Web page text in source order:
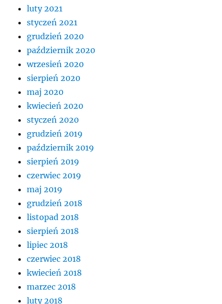
luty 2021
styczeń 2021
grudzień 2020
październik 2020
wrzesień 2020
sierpień 2020
maj 2020
kwiecień 2020
styczeń 2020
grudzień 2019
październik 2019
sierpień 2019
czerwiec 2019
maj 2019
grudzień 2018
listopad 2018
sierpień 2018
lipiec 2018
czerwiec 2018
kwiecień 2018
marzec 2018
luty 2018